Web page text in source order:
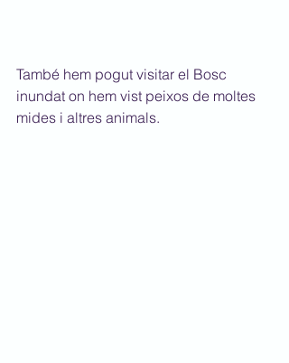
També hem pogut visitar el Bosc
inundat on hem vist peixos de moltes
mides i altres animals.